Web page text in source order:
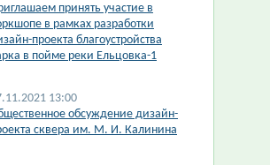
принять участие в
в рамках разработки
проекта благоустройства
в пойме реки Ельцовка-1
13:00
обсуждение дизайн-
сквера им. М. И. Калинина